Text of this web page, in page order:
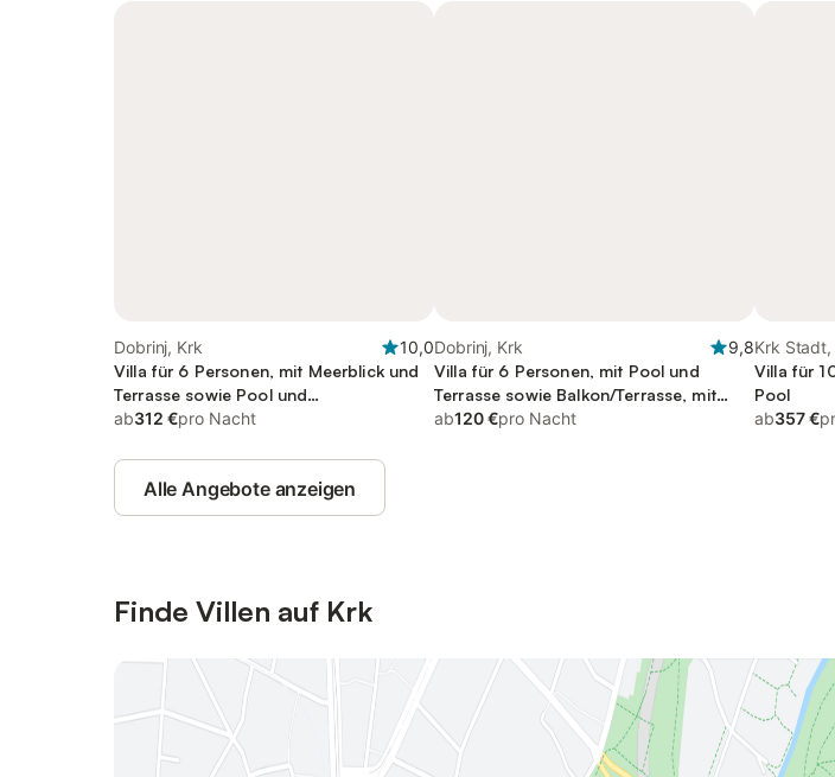
Dobrinj, Krk
10,0
Villa für 6 Personen, mit Meerblick und
Terrasse sowie Pool und
Balkon/Terrasse
ab312 €pro Nacht
Dobrinj, Krk
9,8
Villa für 6 Personen, mit Pool und
Terrasse sowie Balkon/Terrasse, mit
Haustier
ab120 €pro Nacht
Krk Stadt,
Villa für
Pool
ab357 €
Alle Angebote anzeigen
Finde Villen auf Krk